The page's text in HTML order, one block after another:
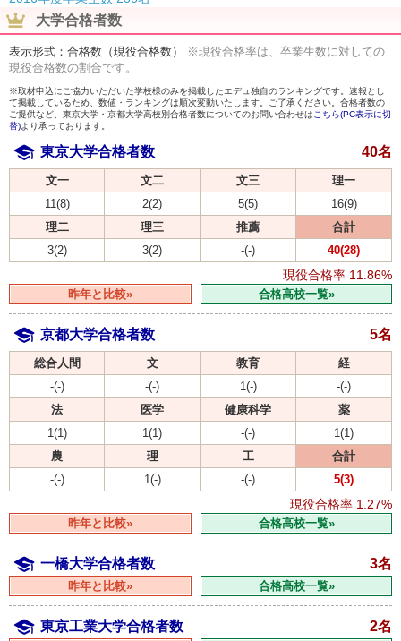
大学合格者数
表示形式：合格数（現役合格数）
※現役合格率は、卒業生数に対しての
現役合格数の割合です。
※取材申込にご協力いただいた学校様のみを掲載したエデュ独自のランキングです。速報とし
て掲載しているため、数値・ランキングは順次変動いたします。ご了承ください。合格者数の
ご提供など、東京大学・京都大学高校別合格者数についてのお問い合わせは こちら(PC表示に切
替)より承っております。
東京大学合格者数 40名
文一 文二 文三
理一
11(8)
2(2) 5(5)
16(9)
理二
理三 推薦
合計
3(2)
3(2) -(-) 40(28)
現役合格率 11.86%
昨年と比較» 合格高校一覧»
京都大学合格者数 5名
総合人間 文 教育
経
-(-)
-(-) 1(-)
-(-)
法
医学 健康科学
薬
1(1)
1(1) -(-)
1(1)
農
理 工
合計
-(-)
1(-) -(-) 5(3)
現役合格率 1.27%
昨年と比較» 合格高校一覧»
一橋大学合格者数 3名
昨年と比較» 合格高校一覧»
東京工業大学合格者数 2名